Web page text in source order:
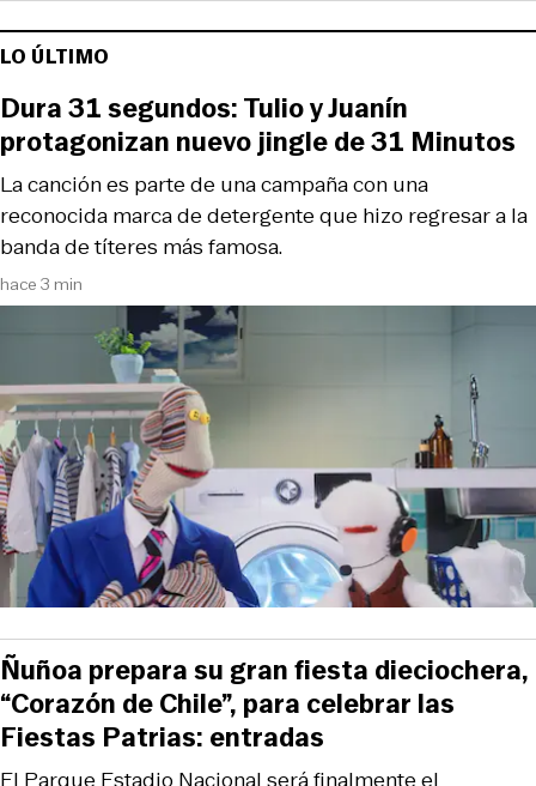
LO ÚLTIMO
hace 3 min
La canción es parte de una campaña con una
reconocida marca de detergente que hizo regresar a la
banda de títeres más famosa.
Dura 31 segundos: Tulio y Juanín
protagonizan nuevo jingle de 31 Minutos
Ñuñoa prepara su gran fiesta dieciochera,
“Corazón de Chile”, para celebrar las
Fiestas Patrias: entradas